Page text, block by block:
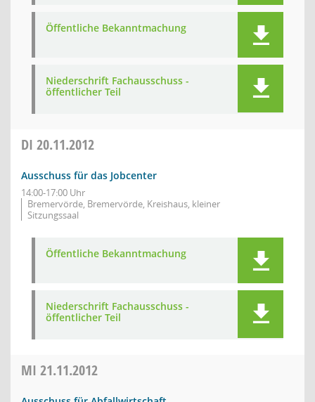
Öffentliche Bekanntmachung
Niederschrift Fachausschuss -
öffentlicher Teil
DI 20.11.2012
Ausschuss für das Jobcenter
14:00-17:00 Uhr
Bremervörde, Bremervörde, Kreishaus, kleiner
Sitzungssaal
Öffentliche Bekanntmachung
Niederschrift Fachausschuss -
öffentlicher Teil
MI 21.11.2012